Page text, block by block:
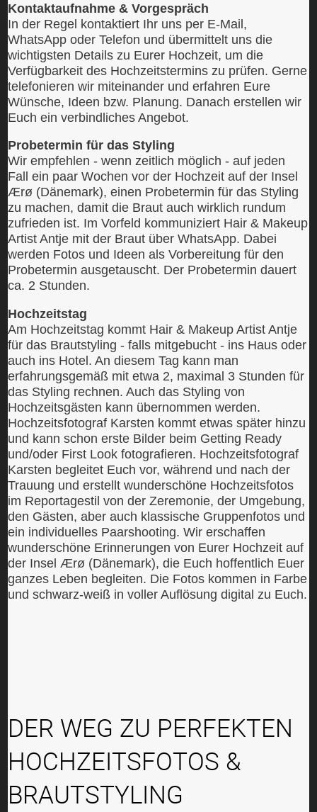
Kontaktaufnahme & Vorgespräch
In der Regel kontaktiert Ihr uns per E-Mail,
WhatsApp oder Telefon und übermittelt uns die
wichtigsten Details zu Eurer Hochzeit, um die
Verfügbarkeit des Hochzeitstermins zu prüfen. Gerne
telefonieren wir miteinander und erfahren Eure
Wünsche, Ideen bzw. Planung. Danach erstellen wir
Euch ein verbindliches Angebot.
Probetermin für das Styling
Wir empfehlen - wenn zeitlich möglich - auf jeden
Fall ein paar Wochen vor der Hochzeit auf der Insel
Ærø (Dänemark), einen Probetermin für das Styling
zu machen, damit die Braut auch wirklich rundum
zufrieden ist. Im Vorfeld kommuniziert Hair & Makeup
Artist Antje mit der Braut über WhatsApp. Dabei
werden Fotos und Ideen als Vorbereitung für den
Probetermin ausgetauscht. Der Probetermin dauert
ca. 2 Stunden.
Hochzeitstag
Am Hochzeitstag kommt Hair & Makeup Artist Antje
für das Brautstyling - falls mitgebucht - ins Haus oder
auch ins Hotel. An diesem Tag kann man
erfahrungsgemäß mit etwa 2, maximal 3 Stunden für
das Styling rechnen. Auch das Styling von
Hochzeitsgästen kann übernommen werden.
Hochzeitsfotograf Karsten kommt etwas später hinzu
und kann schon erste Bilder beim Getting Ready
und/oder First Look fotografieren. Hochzeitsfotograf
Karsten begleitet Euch vor, während und nach der
Trauung und erstellt wunderschöne Hochzeitsfotos
im Reportagestil von der Zeremonie, der Umgebung,
den Gästen, aber auch klassische Gruppenfotos und
ein individuelles Paarshooting. Wir erschaffen
wunderschöne Erinnerungen von Eurer Hochzeit auf
der Insel Ærø (Dänemark), die Euch hoffentlich Euer
ganzes Leben begleiten. Die Fotos kommen in Farbe
und schwarz-weiß in voller Auflösung digital zu Euch.
DER WEG ZU PERFEKTEN
HOCHZEITSFOTOS &
BRAUTSTYLING